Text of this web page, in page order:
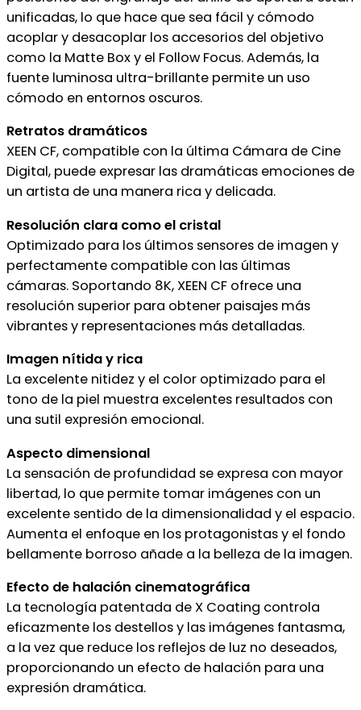
unificadas, lo que hace que sea fácil y cómodo
acoplar y desacoplar los accesorios del objetivo
como la Matte Box y el Follow Focus. Además, la
fuente luminosa ultra-brillante permite un uso
cómodo en entornos oscuros.
Retratos dramáticos
XEEN CF, compatible con la última Cámara de Cine
Digital, puede expresar las dramáticas emociones de
un artista de una manera rica y delicada.
Resolución clara como el cristal
Optimizado para los últimos sensores de imagen y
perfectamente compatible con las últimas
cámaras. Soportando 8K, XEEN CF ofrece una
resolución superior para obtener paisajes más
vibrantes y representaciones más detalladas.
Imagen nítida y rica
La excelente nitidez y el color optimizado para el
tono de la piel muestra excelentes resultados con
una sutil expresión emocional.
Aspecto dimensional
La sensación de profundidad se expresa con mayor
libertad, lo que permite tomar imágenes con un
excelente sentido de la dimensionalidad y el espacio.
Aumenta el enfoque en los protagonistas y el fondo
bellamente borroso añade a la belleza de la imagen.
Efecto de halación cinematográfica
La tecnología patentada de X Coating controla
eficazmente los destellos y las imágenes fantasma,
a la vez que reduce los reflejos de luz no deseados,
proporcionando un efecto de halación para una
expresión dramática.